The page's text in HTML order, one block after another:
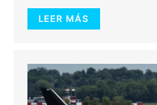
LEER MÁS